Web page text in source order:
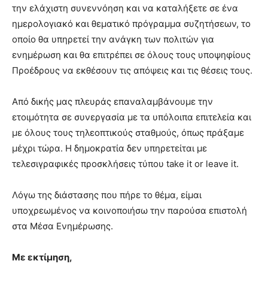
την ελάχιστη συνεννόηση και να καταλήξετε σε ένα
ημερολογιακό και θεματικό πρόγραμμα συζητήσεων, το
οποίο θα υπηρετεί την ανάγκη των πολιτών για
ενημέρωση και θα επιτρέπει σε όλους τους υποψηφίους
Προέδρους να εκθέσουν τις απόψεις και τις θέσεις τους.
Από δικής μας πλευράς επαναλαμβάνουμε την
ετοιμότητα σε συνεργασία με τα υπόλοιπα επιτελεία και
με όλους τους τηλεοπτικούς σταθμούς, όπως πράξαμε
μέχρι τώρα. Η δημοκρατία δεν υπηρετείται με
τελεσιγραφικές προσκλήσεις τύπου take it or leave it.
Λόγω της διάστασης που πήρε το θέμα, είμαι
υποχρεωμένος να κοινοποιήσω την παρούσα επιστολή
στα Μέσα Ενημέρωσης.
Με εκτίμηση,